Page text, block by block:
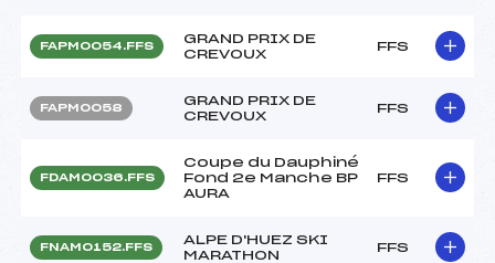
FAPM0054.FFS
GRAND PRIX DE
CREVOUX
FFS
FAPM0058
GRAND PRIX DE
CREVOUX
FFS
FDAM0036.FFS
Coupe du Dauphiné
Fond 2e Manche BP
AURA
FFS
FNAM0152.FFS
ALPE D'HUEZ SKI
MARATHON
FFS